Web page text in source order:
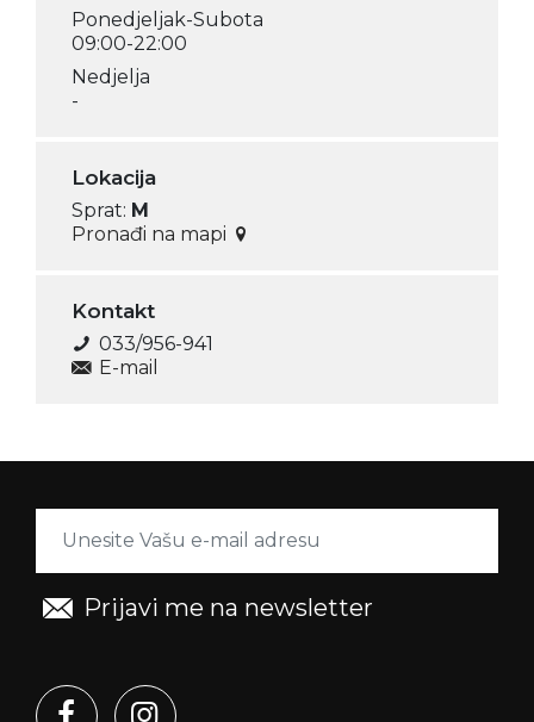
Ponedjeljak-Subota
09:00-22:00
Nedjelja
-
Lokacija
Sprat: M
Pronađi na mapi
Kontakt
033/956-941
E-mail
Prijavi me na newsletter